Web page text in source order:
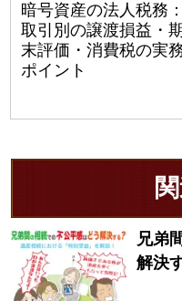
暗号資産の法人税務：
取引別の譲渡損益・期
末評価・消費税の実
ポイント
兄弟
解決